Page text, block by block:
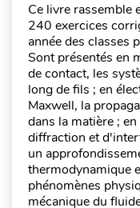
Ce livre rassemble
240 exercices
année des classes
Sont présentés en
de contact, les
long de fils ; en
Maxwell, la
dans la matière ;
diffraction et
un
thermodynamique
phénomènes
mécanique du